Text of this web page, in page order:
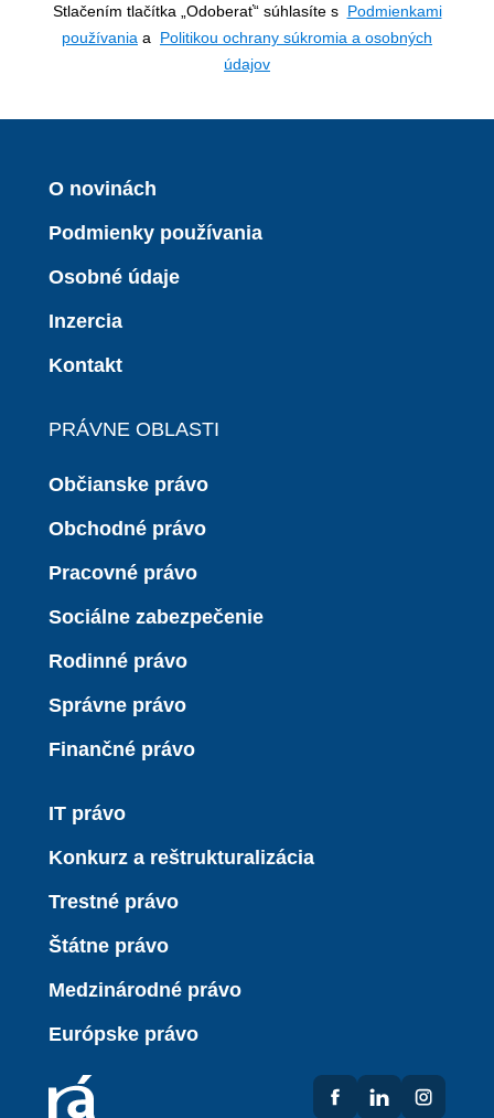
Stlačením tlačítka „Odoberať“ súhlasíte s Podmienkami
používania a Politikou ochrany súkromia a osobných
údajov
O novinách
Podmienky používania
Osobné údaje
Inzercia
Kontakt
PRÁVNE OBLASTI
Občianske právo
Obchodné právo
Pracovné právo
Sociálne zabezpečenie
Rodinné právo
Správne právo
Finančné právo
IT právo
Konkurz a reštrukturalizácia
Trestné právo
Štátne právo
Medzinárodné právo
Európske právo